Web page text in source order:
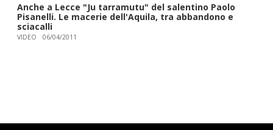
Anche a Lecce "Ju tarramutu" del salentino Paolo
Pisanelli. Le macerie dell'Aquila, tra abbandono e
sciacalli
VIDEO 06/04/2011